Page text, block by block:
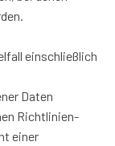
einschließlich
Daten
Richtlinien-
einer